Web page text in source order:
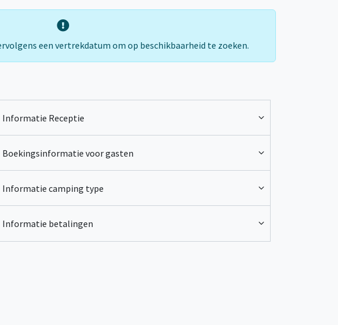
een vertrekdatum om op beschikbaarheid te zoeken.
Informatie Receptie
Boekingsinformatie voor gasten
Informatie camping type
Informatie betalingen